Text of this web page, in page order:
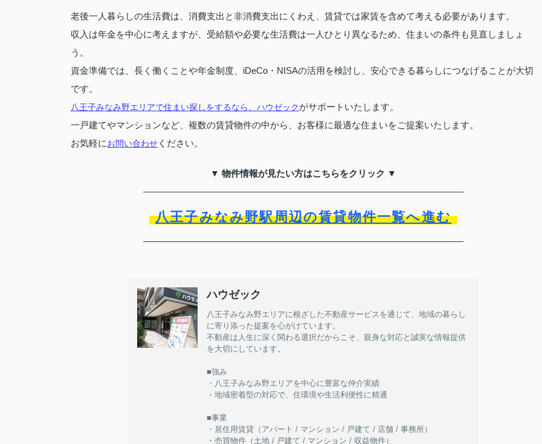
老後一人暮らしの生活費は、消費支出と非消費支出にくわえ、賃貸では家賃を含めて考える必要があります。
収入は年金を中心に考えますが、受給額や必要な生活費は一人ひとり異なるため、住まいの条件も見直しましょ
う。
資金準備では、長く働くことや年金制度、iDeCo・NISAの活用を検討し、安心できる暮らしにつなげることが大切
です。
八王子みなみ野エリアで住まい探しをするなら、ハウゼックがサポートいたします。
一戸建てやマンションなど、複数の賃貸物件の中から、お客様に最適な住まいをご提案いたします。
お気軽にお問い合わせ ください。
▼ 物件情報が見たい方はこちらをクリック ▼
八王子みなみ野駅周辺の賃貸物件一覧へ進む
ハウゼック
八王子みなみ野エリアに根ざした不動産サービスを通じて、地域の暮らし
に寄り添った提案を心がけています。
不動産は人生に深く関わる選択だからこそ、親身な対応と誠実な情報提供
を大切にしています。
■強み
・八王子みなみ野エリアを中心に豊富な仲介実績
・地域密着型の対応で、住環境や生活利便性に精通
■事業
・居住用賃貸（アパート / マンション / 戸建て / 店舗 / 事務所）
・売買物件（土地 / 戸建て / マンション / 収益物件）